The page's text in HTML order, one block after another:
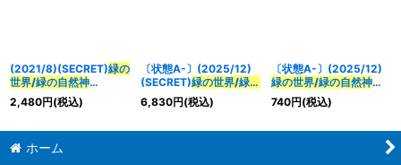
(2021/8)(SECRET)緑の
世界/緑の自然神
(BSC38収録)【転醒X-
SEC】{BS53-
《緑》
2,480円(税込)
〔状態A-〕(2025/12)
(SECRET)緑の世界/緑の
自然神 【CP-SEC】
{BS73-TCP03a/BS73-
6,830円(税込)
〔状態A-〕(2025/12)
緑の世界/緑の自然神
【CP】{BS73-
TCP03a/BS73-
740円(税込)
ホーム